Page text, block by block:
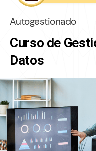
Autogestionado
Curso de
Datos